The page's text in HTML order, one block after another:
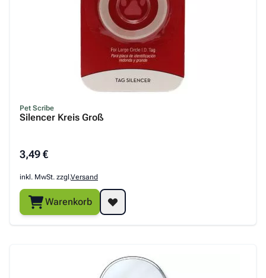
Pet Scribe
Silencer Kreis Groß
3,49 €
inkl. MwSt. zzgl.Versand
Warenkorb